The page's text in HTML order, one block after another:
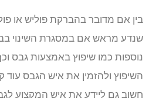
בין אם מדובר בהברקת פוליש או
שנדע מראש אם במסגרת השינוי
נוספות כמו שיפוץ באמצעות גבס
השיפוץ ולהזמין את איש הגבס עוד
חשוב גם ליידע את איש המקצוע